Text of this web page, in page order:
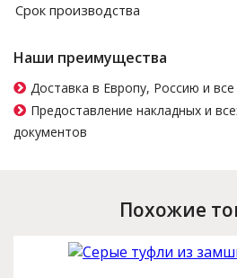
Срок производства
Наши преимущества
Доставка в Европу, Россию и
Предоставление накладных и
документов
Похожие